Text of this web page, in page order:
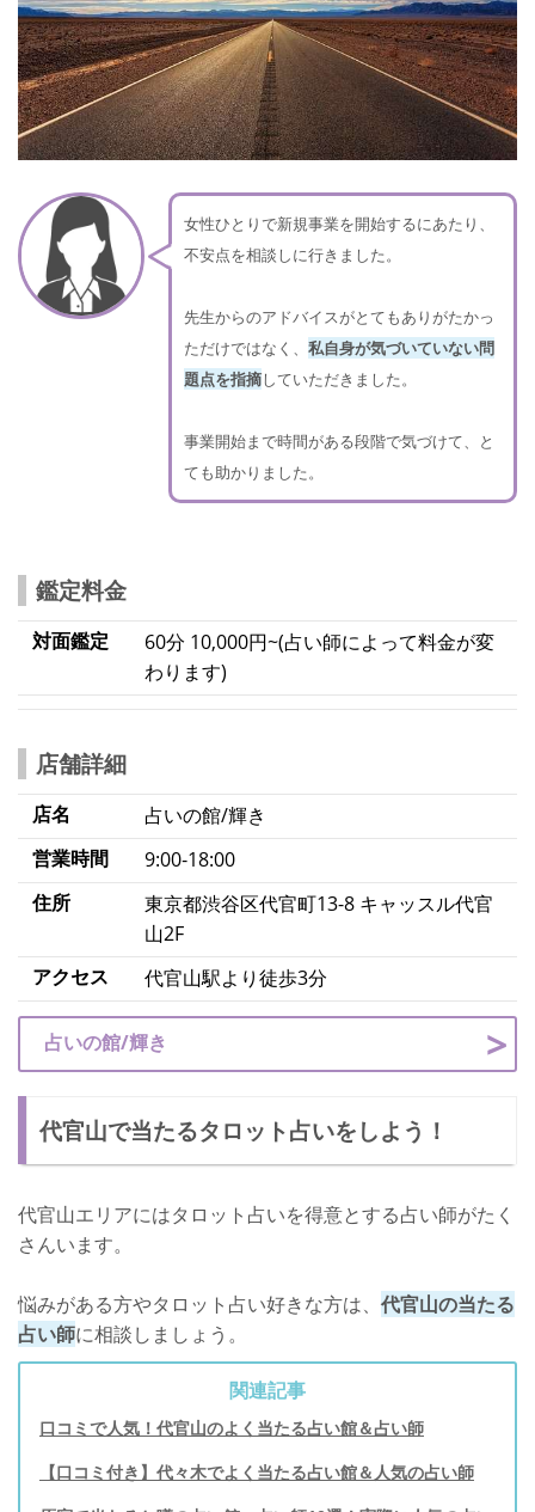
女性ひとりで新規事業を開始するにあたり、
不安点を相談しに行きました。
先生からのアドバイスがとてもありがたかっ
ただけではなく、 私自身が気づいていない問
題点を指摘していただきました。
事業開始まで時間がある段階で気づけて、と
ても助かりました。
鑑定料金
対面鑑定
60分 10,000円~(占い師によって料金が変
わります)
店舗詳細
店名
占いの館/輝き
営業時間
9:00‐18:00
住所
東京都渋谷区代官町13-8 キャッスル代官
山2F
アクセス
代官山駅より徒歩3分
占いの館/輝き
代官山で当たるタロット占いをしよう！
代官山エリアにはタロット占いを得意とする占い師がたく
さんいます。
悩みがある方やタロット占い好きな方は、 代官山の当たる
占い師に相談しましょう。
関連記事
口コミで人気！代官山のよく当たる占い館＆占い師
【口コミ付き】代々木でよく当たる占い館＆人気の占い師